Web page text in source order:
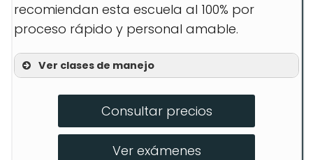
recomiendan esta escuela al 100% por
proceso rápido y personal amable.
Ver clases de manejo
Entrenamiento al volante
Prevención de DWI/DUI
Consultar precios
Ver exámenes